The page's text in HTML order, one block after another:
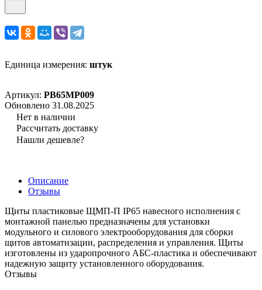
Единица измерения: штук
Артикул: PB65MP009
Обновлено 31.08.2025
Нет в наличии
Рассчитать доставку
Нашли дешевле?
Описание
Отзывы
Щиты пластиковые ЩМП-П IP65 навесного исполнения с
монтажной панелью предназначены для установки
модульного и силового электрооборудования для сборки
щитов автоматизации, распределения и управления. Щиты
изготовлены из ударопрочного АБС-пластика и обеспечивают
надежную защиту установленного оборудования.
Отзывы